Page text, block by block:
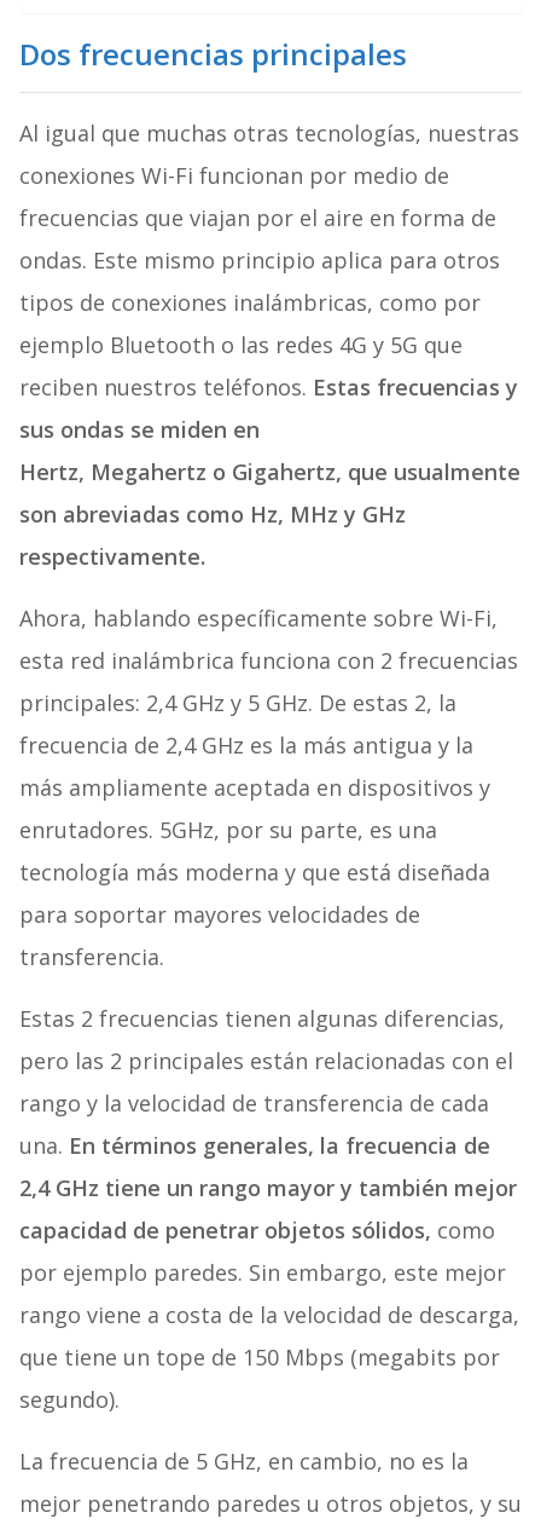
Dos frecuencias principales
Al igual que muchas otras tecnologías, nuestras
conexiones Wi-Fi funcionan por medio de
frecuencias que viajan por el aire en forma de
ondas. Este mismo principio aplica para otros
tipos de conexiones inalámbricas, como por
ejemplo Bluetooth o las redes 4G y 5G que
reciben nuestros teléfonos. Estas frecuencias y
sus ondas se miden en
Hertz, Megahertz o Gigahertz, que usualmente
son abreviadas como Hz, MHz y GHz
respectivamente.
Ahora, hablando específicamente sobre Wi-Fi,
esta red inalámbrica funciona con 2 frecuencias
principales: 2,4 GHz y 5 GHz. De estas 2, la
frecuencia de 2,4 GHz es la más antigua y la
más ampliamente aceptada en dispositivos y
enrutadores. 5GHz, por su parte, es una
tecnología más moderna y que está diseñada
para soportar mayores velocidades de
transferencia.
Estas 2 frecuencias tienen algunas diferencias,
pero las 2 principales están relacionadas con el
rango y la velocidad de transferencia de cada
una. En términos generales, la frecuencia de
2,4 GHz tiene un rango mayor y también mejor
capacidad de penetrar objetos sólidos, como
por ejemplo paredes. Sin embargo, este mejor
rango viene a costa de la velocidad de descarga,
que tiene un tope de 150 Mbps (megabits por
segundo).
La frecuencia de 5 GHz, en cambio, no es la
mejor penetrando paredes u otros objetos, y su